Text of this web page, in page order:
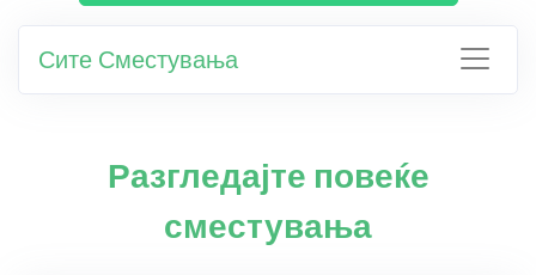
Сите Сместувања
Разгледајте повеќе
сместувања